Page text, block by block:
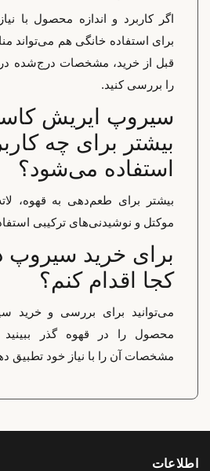
اگر کاربرد و اندازه محصول با
برای استفاده خانگی هم می‌تواند
قبل از خرید، مشخصات درج‌شده در
را بررسی کنید.
بیشتر برای چه
استفاده می‌شود؟
بیشتر برای طعم‌دهی به قهوه،
موکتل و نوشیدنی‌های ترکیبی
برای خرید سیروپ
کجا اقدام کنم؟
می‌توانید برای بررسی و خرید
محصول را در قهوه گذر ببینید
مشخصات آن را با نیاز خود تطبیق
اطلاعات